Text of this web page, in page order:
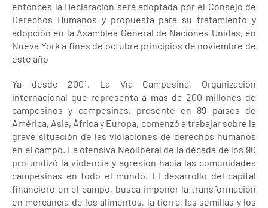
entonces la Declaración será adoptada por el Consejo de
Derechos Humanos y propuesta para su tratamiento y
adopción en la Asamblea General de Naciones Unidas, en
Nueva York a fines de octubre principios de noviembre de
este año
Ya desde 2001, La Vía Campesina, Organización
internacional que representa a mas de 200 millones de
campesinos y campesinas, presente en 89 países de
América, Asia, África y Europa, comenzó a trabajar sobre la
grave situación de las violaciones de derechos humanos
en el campo. La ofensiva Neoliberal de la década de los 90
profundizó la violencia y agresión hacia las comunidades
campesinas en todo el mundo. El desarrollo del capital
financiero en el campo, busca imponer la transformación
en mercancía de los alimentos, la tierra, las semillas y los